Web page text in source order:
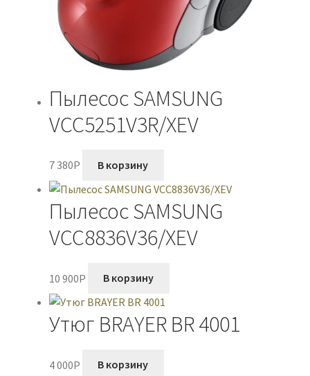
Пылесос SAMSUNG
VCC5251V3R/XEV
7 380P В корзину
Пылесос SAMSUNG
VCC8836V36/XEV
10 900P В корзину
Утюг BRAYER BR 4001
4 000P В корзину